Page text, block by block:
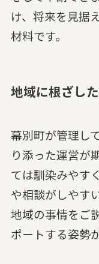
け、将来を見据
材料です。
地域に根ざし
幕別町が管理し
り添った運営が
ては馴染みやす
や相談がしやす
地域の事情をご
ポートする姿勢